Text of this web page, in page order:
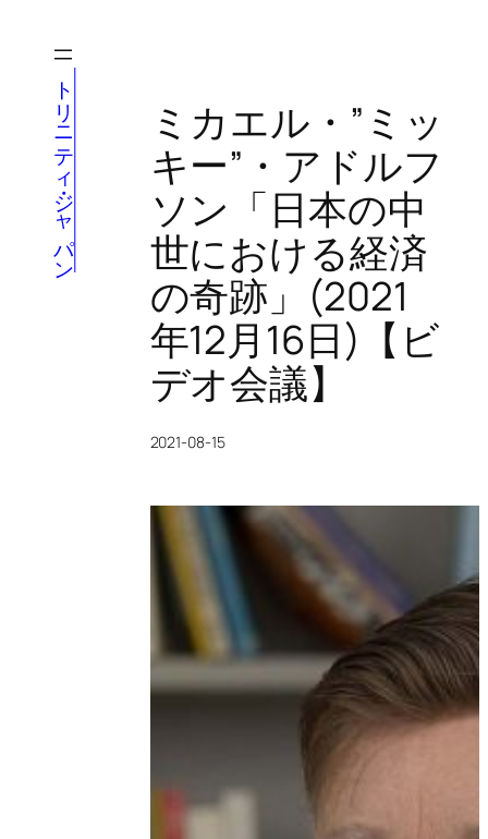
トリニティ・ジャパン
ミカエル・”ミッ
キー”・アドルフ
ソン「日本の中
世における経済
の奇跡」(2021
年12月16日)【ビ
デオ会議】
2021-08-15